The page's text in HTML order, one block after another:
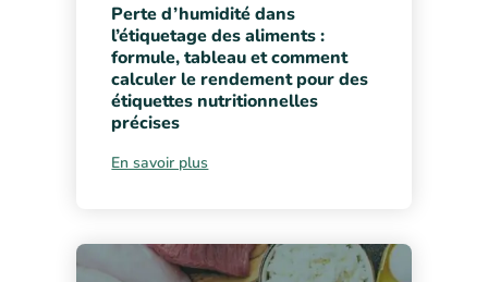
Perte d’humidité dans
l’étiquetage des aliments :
formule, tableau et comment
calculer le rendement pour des
étiquettes nutritionnelles
précises
En savoir plus